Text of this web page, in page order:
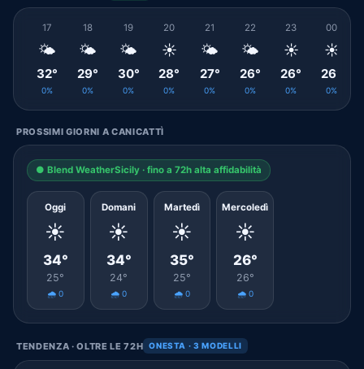
17
🌤️
32°
0%
18
🌤️
29°
0%
19
🌤️
30°
0%
20
☀️
28°
0%
21
🌤️
27°
0%
22
🌤️
26°
0%
23
☀️
26°
0%
00
☀️
26°
0%
PROSSIMI GIORNI A CANICATTÌ
● Blend WeatherSicily · fino a 72h alta affidabilità
Oggi
☀️
34°
25°
🌧️ 0
Domani
☀️
34°
24°
🌧️ 0
Martedì
☀️
35°
25°
🌧️ 0
Mercoledì
☀️
26°
26°
🌧️ 0
TENDENZA · OLTRE LE 72H ONESTA · 3 MODELLI